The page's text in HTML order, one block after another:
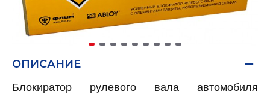
ОПИСАНИЕ
Блокиратор рулевого вала автомобиля